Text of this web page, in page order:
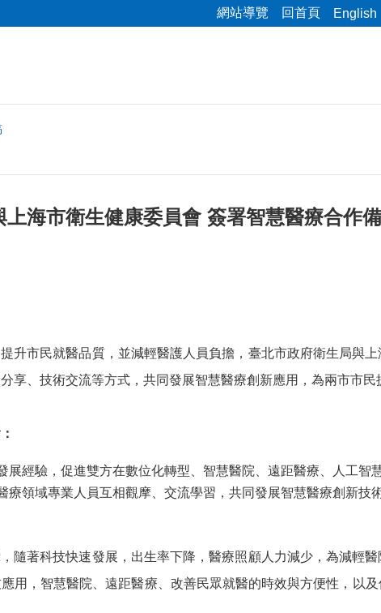
網站導覽 回首頁 English
海市衛生健康委員會 簽署智慧醫療合作
升市民就醫品質，並減輕醫護人員負擔，臺北市政府衛生局與
享、技術交流等方式，共同發展智慧醫療創新應用，為兩市市民
展經驗，促進雙方在數位化轉型、智慧醫院、遠距醫療、人工智
療領域專業人員互相觀摩、交流學習，共同發展智慧醫療創新技術
隨著科技快速發展，出生率下降，醫療照顧人力減少，為減輕
用，智慧醫院、遠距醫療、改善民眾就醫的時效與方便性，以